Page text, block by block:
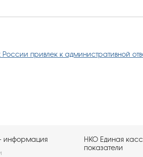
России привлек к административной
информация
НКО Единая
показатели